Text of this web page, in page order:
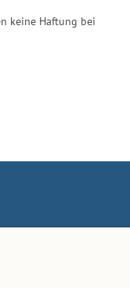
keine Haftung bei